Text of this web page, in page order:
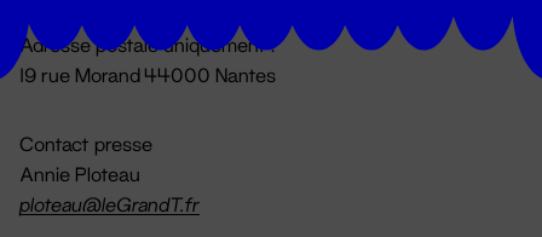
Adresse postale uniquement :
19 rue Morand 44000 Nantes
Contact presse
Annie Ploteau
ploteau@leGrandT.fr